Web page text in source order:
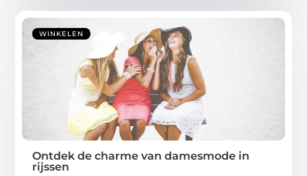
WINKELEN
Ontdek de charme van damesmode in
rijssen